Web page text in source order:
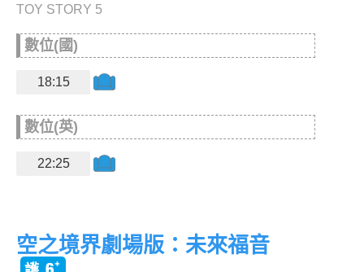
TOY STORY 5
數位(國)
18:15
數位(英)
22:25
空之境界劇場版：未來福音